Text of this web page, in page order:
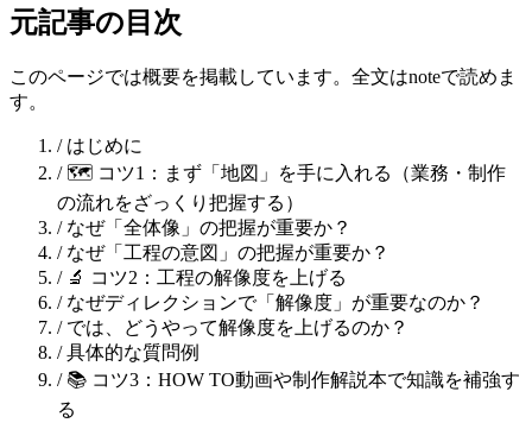
元記事の目次
このページでは概要を掲載しています。全文はnoteで読めま
す。
/はじめに
/🗺️ コツ1：まず「地図」を手に入れる（業務・制作
の流れをざっくり把握する）
/なぜ「全体像」の把握が重要か？
/なぜ「工程の意図」の把握が重要か？
/🔬 コツ2：工程の解像度を上げる
/なぜディレクションで「解像度」が重要なのか？
/では、どうやって解像度を上げるのか？
/具体的な質問例
/📚 コツ3：HOW TO動画や制作解説本で知識を補強す
る